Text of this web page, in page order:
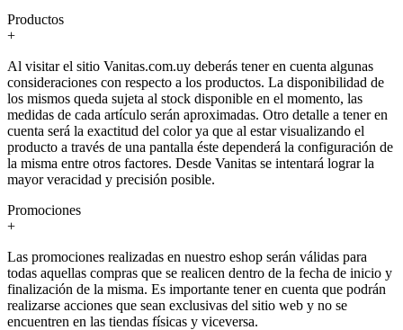
Productos
+
Al visitar el sitio Vanitas.com.uy deberás tener en cuenta algunas
consideraciones con respecto a los productos. La disponibilidad de
los mismos queda sujeta al stock disponible en el momento, las
medidas de cada artículo serán aproximadas. Otro detalle a tener en
cuenta será la exactitud del color ya que al estar visualizando el
producto a través de una pantalla éste dependerá la configuración de
la misma entre otros factores. Desde Vanitas se intentará lograr la
mayor veracidad y precisión posible.
Promociones
+
Las promociones realizadas en nuestro eshop serán válidas para
todas aquellas compras que se realicen dentro de la fecha de inicio y
finalización de la misma. Es importante tener en cuenta que podrán
realizarse acciones que sean exclusivas del sitio web y no se
encuentren en las tiendas físicas y viceversa.